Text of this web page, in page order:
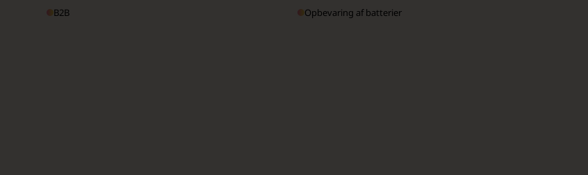
B2B
Opbevaring af batterier